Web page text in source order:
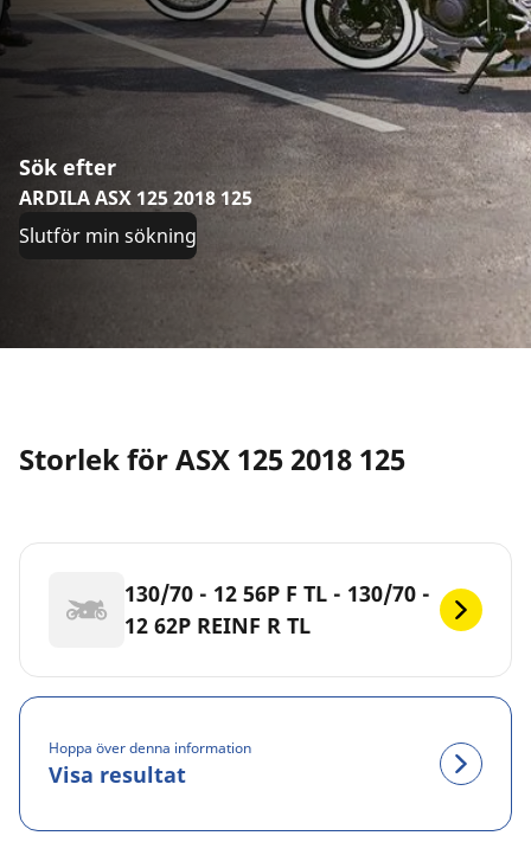
Sök efter
ARDILA ASX 125 2018 125
Slutför min sökning
Storlek för ASX 125 2018 125
130/70 - 12 56P F TL - 130/70 -
12 62P REINF R TL
Hoppa över denna information
Visa resultat